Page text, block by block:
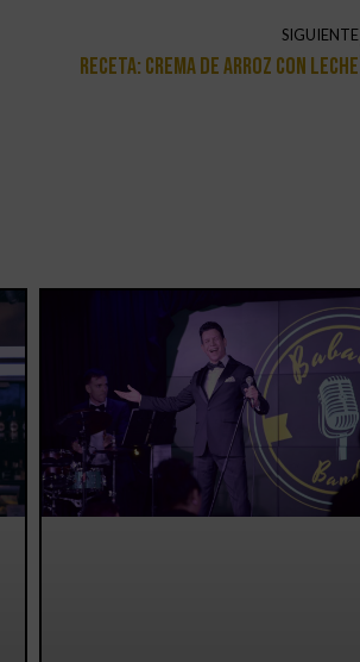
SIGUIENTE
RECETA: Crema De Arroz Con Leche